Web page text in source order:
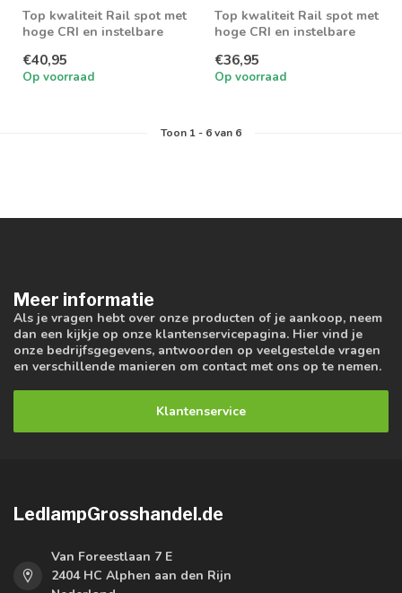
Top kwaliteit Rail spot met
hoge CRI en instelbare
€40,95
Op voorraad
Top kwaliteit Rail spot met
hoge CRI en instelbare
€36,95
Op voorraad
Toon 1- 6van 6
Meer informatie
Als je vragen hebt over onze producten of je aankoop, neem
dan een kijkje op onze klantenservicepagina. Hier vind je
onze bedrijfsgegevens, antwoorden op veelgestelde vragen
en verschillende manieren om contact met ons op te nemen.
Klantenservice
LedlampGrosshandel.de
Van Foreestlaan 7 E
2404 HC Alphen aan den Rijn